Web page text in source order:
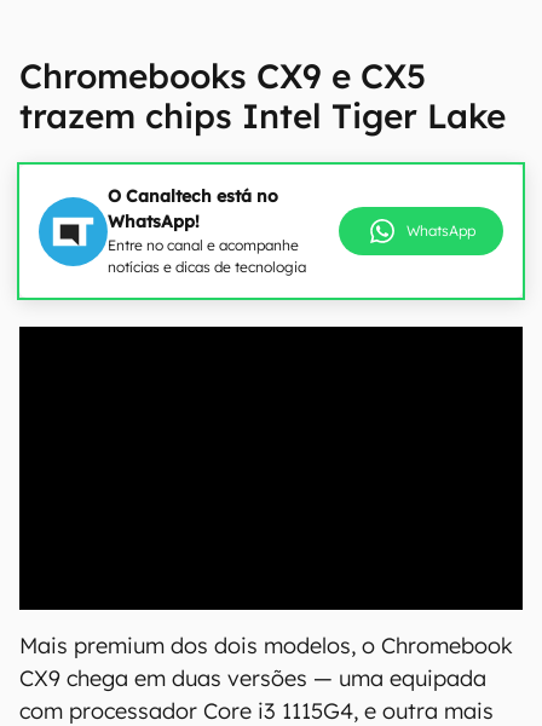
Chromebooks CX9 e CX5
trazem chips Intel Tiger Lake
O Canaltech está no
WhatsApp!
Entre no canal e acompanhe
notícias e dicas de tecnologia
WhatsApp
Mais premium dos dois modelos, o Chromebook
CX9 chega em duas versões — uma equipada
com processador Core i3 1115G4, e outra mais